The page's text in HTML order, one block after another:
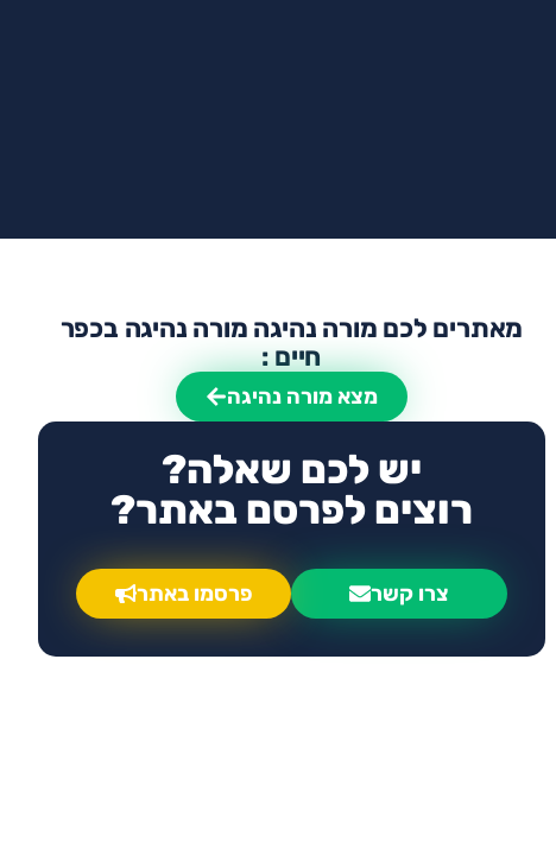
מאתרים לכם מורה נהיגה מורה נהיגה בכפר
חיים :
מצא מורה נהיגה
יש לכם שאלה?
רוצים לפרסם באתר?
צרו קשר פרסמו באתר